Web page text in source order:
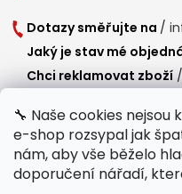
🔧 Naše cookies nejsou
e-shop rozsypal jak
nám, aby vše běželo
doporučení nářadí,
Dotazy směřujte na /
Jaký je stav mé
Chci reklamovat zboží /
Provozní doba
Po-Čt / 8:00 - 15:00